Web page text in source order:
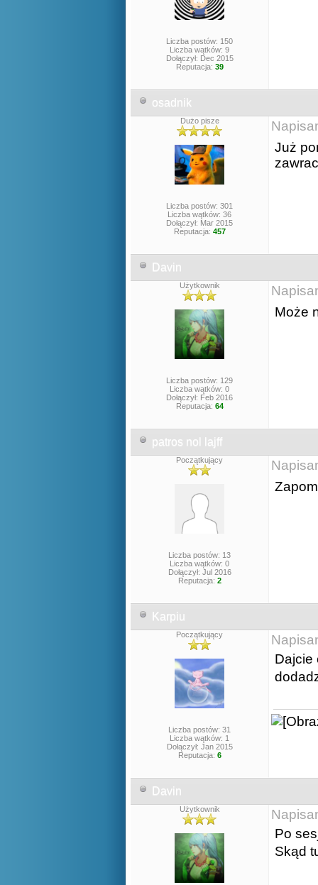
Liczba postów: 150
Liczba wątków: 9
Dołączył: Dec 2015
Reputacja: 39
osadnik
Dużo pisze
Liczba postów: 301
Liczba wątków: 36
Dołączył: Mar 2015
Reputacja: 457
Już
Davin
Użytkownik
Liczba postów: 129
Liczba wątków: 0
Dołączył: Feb 2016
Reputacja: 64
Może
patros nol lajff
Początkujący
Liczba postów: 13
Liczba wątków: 0
Dołączył: Jul 2016
Reputacja: 2
Karpiu
Początkujący
Liczba postów: 31
Liczba wątków: 1
Dołączył: Jan 2015
Reputacja: 6
Dajcie
Davin
Użytkownik
Po
Skąd